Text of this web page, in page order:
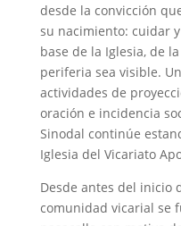
desde la convicción
su nacimiento: cuidar
base de la Iglesia, de
periferia sea visible.
actividades de
oración e incidencia
Sinodal continúe
Iglesia del Vicariato
Desde antes del inicio
comunidad vicarial se